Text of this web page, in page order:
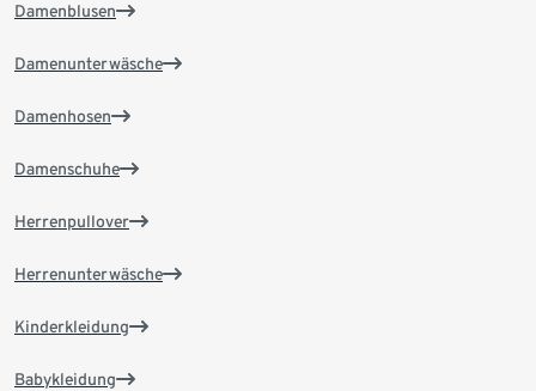
Damenblusen
Damenunterwäsche
Damenhosen
Damenschuhe
Herrenpullover
Herrenunterwäsche
Kinderkleidung
Babykleidung